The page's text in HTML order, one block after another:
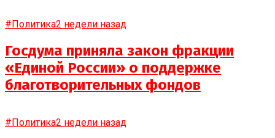
#Политика2 недели назад
Госдума приняла закон фракции
«Единой России» о поддержке
благотворительных фондов
#Политика2 недели назад